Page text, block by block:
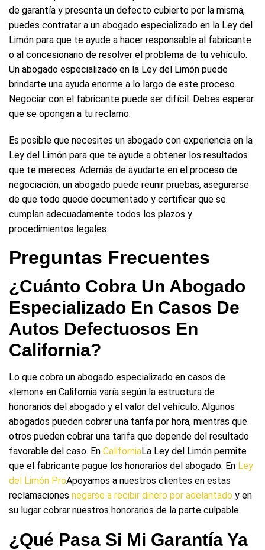
de garantía y presenta un defecto cubierto por la misma,
puedes contratar a un abogado especializado en la Ley del
Limón para que te ayude a hacer responsable al fabricante
o al concesionario de resolver el problema de tu vehículo.
Un abogado especializado en la Ley del Limón puede
brindarte una ayuda enorme a lo largo de este proceso.
Negociar con el fabricante puede ser difícil. Debes esperar
que se opongan a tu reclamo.
Es posible que necesites un abogado con experiencia en la
Ley del Limón para que te ayude a obtener los resultados
que te mereces. Además de ayudarte en el proceso de
negociación, un abogado puede reunir pruebas, asegurarse
de que todo quede documentado y certificar que se
cumplan adecuadamente todos los plazos y
procedimientos legales.
Preguntas Frecuentes
¿Cuánto Cobra Un Abogado
Especializado En Casos De
Autos Defectuosos En
California?
Lo que cobra un abogado especializado en casos de
«lemon» en California varía según la estructura de
honorarios del abogado y el valor del vehículo. Algunos
abogados pueden cobrar una tarifa por hora, mientras que
otros pueden cobrar una tarifa que depende del resultado
favorable del caso. En CaliforniaLa Ley del Limón permite
que el fabricante pague los honorarios del abogado. En Ley
del Limón ProApoyamos a nuestros clientes en estas
reclamaciones negarse a recibir dinero por adelantado y en
su lugar cobrar nuestros honorarios de la parte culpable.
¿Qué Pasa Si Mi Garantía Ya